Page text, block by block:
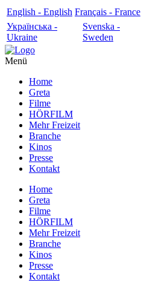
English - English Français - France
Українська -
Ukraine
Svenska -
Sweden
Menü
Home
Greta
Filme
HÖRFILM
Mehr Freizeit
Branche
Kinos
Presse
Kontakt
Home
Greta
Filme
HÖRFILM
Mehr Freizeit
Branche
Kinos
Presse
Kontakt